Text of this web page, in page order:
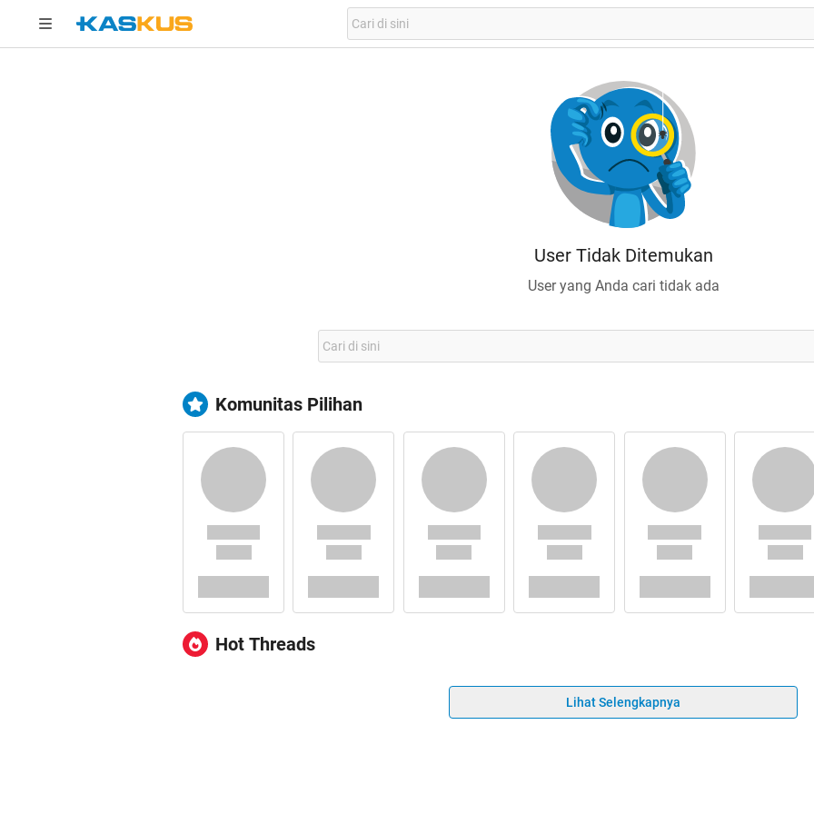
User Tidak Ditemukan
User yang Anda cari tidak ada
Komunitas Pilihan
Hot Threads
Lihat Selengkapnya